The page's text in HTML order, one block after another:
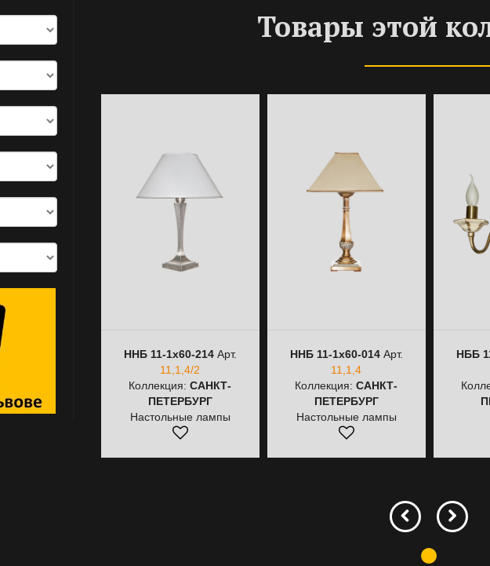
Товары этой
ННБ 11-1х60-214Арт.
11,1,4/2
Коллекция: САНКТ-
ПЕТЕРБУРГ
Настольные лампы
ННБ 11-1х60-014Арт.
11,1,4
Коллекция: САНКТ-
ПЕТЕРБУРГ
Настольные лампы
НББ